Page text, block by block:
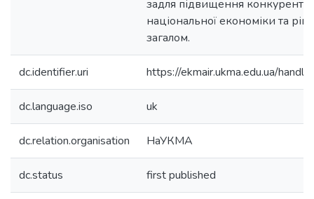
задля підвищення
національної економіки та
загалом.
dc.identifier.uri https://ekmair.ukma.edu.ua/
dc.language.iso uk
dc.relation.organisation НаУКМА
dc.status first published